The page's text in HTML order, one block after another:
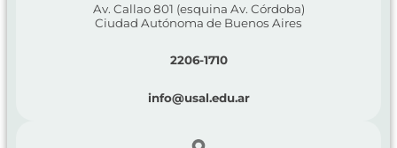
Av. Callao 801 (esquina Av. Córdoba)
Ciudad Autónoma de Buenos Aires
2206-1710
info@usal.edu.ar